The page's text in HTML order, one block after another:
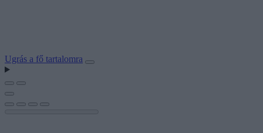
Ugrás a fő tartalomra